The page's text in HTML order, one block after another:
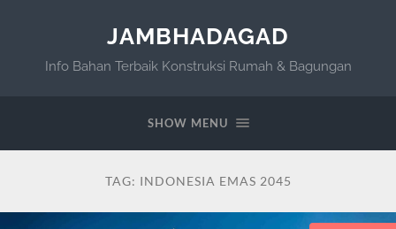
JAMBHADAGAD
Info Bahan Terbaik Konstruksi Rumah & Bagungan
SHOW MENU
TAG: INDONESIA EMAS 2045